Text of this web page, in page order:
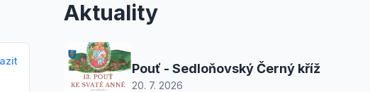
Aktuality
Pouť - Sedloňovský Černý kříž
20. 7. 2026